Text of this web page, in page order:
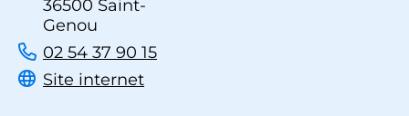
36500 Saint-
Genou
02 54 37 90 15
Site internet